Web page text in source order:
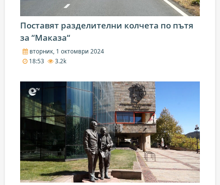
Поставят разделителни колчета по пътя
за “Маказа“
вторник, 1 октомври 2024
18:53
3.2k